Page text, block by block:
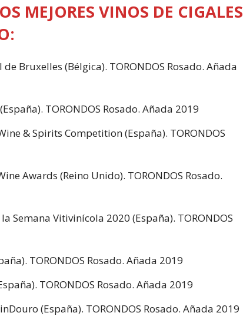
MEJORES VINOS DE CIGALES
Bruxelles (Bélgica). TORONDOS Rosado. Añada
TORONDOS Rosado. Añada 2019
& Spirits Competition (España). TORONDOS
Awards (Reino Unido). TORONDOS Rosado.
Semana Vitivinícola 2020 (España). TORONDOS
TORONDOS Rosado. Añada 2019
TORONDOS Rosado. Añada 2019
(España). TORONDOS Rosado. Añada 2019